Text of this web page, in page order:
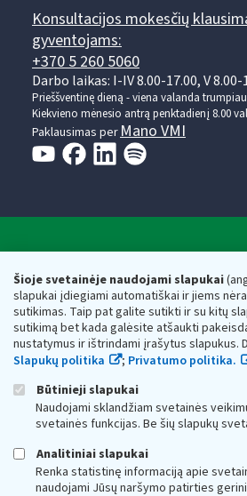
Šioje svetainėje naudojami slapukai
slapukai įdiegiami automatiškai ir jiems
sutikimas. Taip pat galite sutikti ir su kitų
sutikimą bet kada galėsite atšaukti
nustatymus ir ištrindami įrašytus slapukus.
Slapukų politika
; Privatumo politika.
Būtinieji slapukai
Naudojami sklandžiam svetainės
svetainės funkcijas. Be šių slapukų
Analitiniai slapukai
Renka statistinę informaciją apie
naudojami Jūsų naršymo patirties
Konsultacijos mokesčių
gyventojams:
+370 5 260 5060
Darbo laikas: I-IV 8.00-17.00, V 8.00-
Prieššventinę dieną - viena valanda
Kiekvieno mėnesio antrą penktadienį 8.00
Paklausimas perMano VMI
Valstybinė mokesčių inspekcija
Respublikos finansų ministerijos
Biudžetinė įstaiga. Juridinio asmens kodas —
adresas: Vasario 16-osios g. 14, 01107
vmi@vmi.lt , E. pristatymo dėžutės adresas
Duomenys apie Valstybinę mokesčių
Respublikos finansų ministerijos kaupiami ir